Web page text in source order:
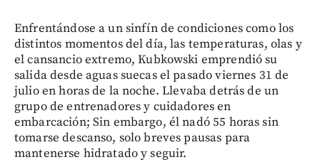
Enfrentándose a un sinfín de condiciones como los
distintos momentos del día, las temperaturas, olas y
el cansancio extremo, Kubkowski emprendió su
salida desde aguas suecas el pasado viernes 31 de
julio en horas de la noche. Llevaba detrás de un
grupo de entrenadores y cuidadores en
embarcación; Sin embargo, él nadó 55 horas sin
tomarse descanso, solo breves pausas para
mantenerse hidratado y seguir.